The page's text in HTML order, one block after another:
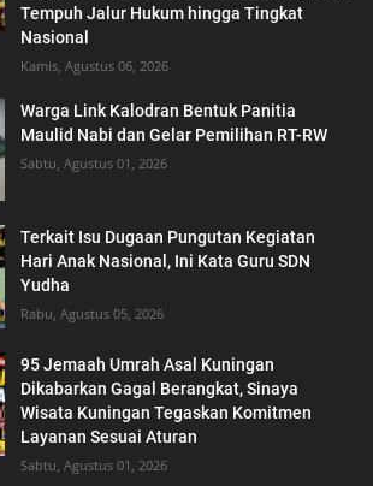
Tempuh Jalur Hukum hingga Tingkat
Nasional
Kamis, Agustus 06, 2026
Warga Link Kalodran Bentuk Panitia
Maulid Nabi dan Gelar Pemilihan RT-RW
Sabtu, Agustus 01, 2026
Terkait Isu Dugaan Pungutan Kegiatan
Hari Anak Nasional, Ini Kata Guru SDN
Yudha
Rabu, Agustus 05, 2026
95 Jemaah Umrah Asal Kuningan
Dikabarkan Gagal Berangkat, Sinaya
Wisata Kuningan Tegaskan Komitmen
Layanan Sesuai Aturan
Sabtu, Agustus 01, 2026